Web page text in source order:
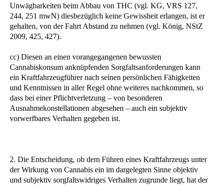
Unwägbarkeiten beim Abbau von THC (vgl. KG, VRS 127,
244, 251 mwN) diesbezüglich keine Gewissheit erlangen, ist er
gehalten, von der Fahrt Abstand zu nehmen (vgl. König, NStZ
2009, 425, 427).
cc) Diesen an einen vorangegangenen bewussten
Cannabiskonsum anknüpfenden Sorgfaltsanforderungen kann
ein Kraftfahrzeugführer nach seinen persönlichen Fähigkeiten
und Kenntnissen in aller Regel ohne weiteres nachkommen, so
dass bei einer Pflichtverletzung – von besonderen
Ausnahmekonstellationen abgesehen – auch ein subjektiv
vorwerfbares Verhalten gegeben ist.
2. Die Entscheidung, ob dem Führen eines Kraftfahrzeugs unter
der Wirkung von Cannabis ein im dargelegten Sinne objektiv
und subjektiv sorgfaltswidriges Verhalten zugrunde liegt, hat der